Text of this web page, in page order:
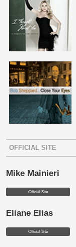
OFFICIAL SITE
Mike Mainieri
Official Site
Eliane Elias
Official Site